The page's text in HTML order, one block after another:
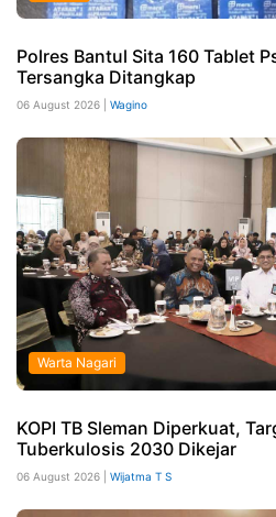
Polres Bantul Sita 160 Tablet
Tersangka Ditangkap
06 August 2026 | Wagino
Warta Nagari
KOPI TB Sleman Diperkuat,
Tuberkulosis 2030 Dikejar
06 August 2026 | Wijatma T S